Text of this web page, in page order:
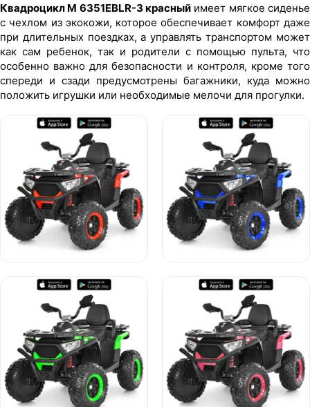
Квадроцикл M 6351EBLR-3 красный имеет мягкое сиденье
с чехлом из экокожи, которое обеспечивает комфорт даже
при длительных поездках, а управлять транспортом может
как сам ребенок, так и родители с помощью пульта, что
особенно важно для безопасности и контроля, кроме того
спереди и сзади предусмотрены багажники, куда можно
положить игрушки или необходимые мелочи для прогулки.